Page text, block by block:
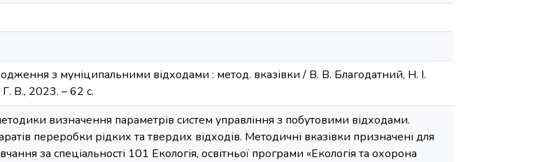
з муніципальними відходами : метод. вказівки / В. В. Благодатний, Н. І.
В., 2023. – 62 с.
визначення параметрів систем управління з побутовими відходами.
переробки рідких та твердих відходів. Методичні вказівки призначені для
за спеціальності 101 Екологія, освітньої програми «Екологія та охорона